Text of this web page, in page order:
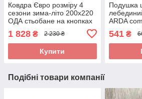
Ковдра Євро розміру 4
сезони зима-літо 200х220
ОДА стьобане на кнопках
1 828 ₴ 2 230 ₴
Купити
Подушка
ARDA
пух.
541₴
Подібні товари компанії